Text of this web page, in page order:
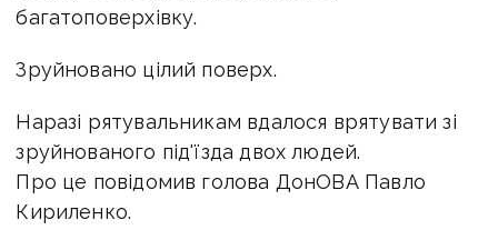
багатоповерхівку.
Зруйновано цілий поверх.
Наразі рятувальникам вдалося врятувати зі
зруйнованого під'їзда двох людей.
Про це повідомив голова ДонОВА Павло
Кириленко.